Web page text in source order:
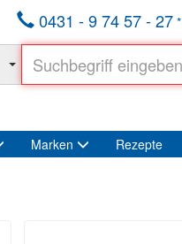
0431 - 9 74 57 - 27 *
Marken Rezepte